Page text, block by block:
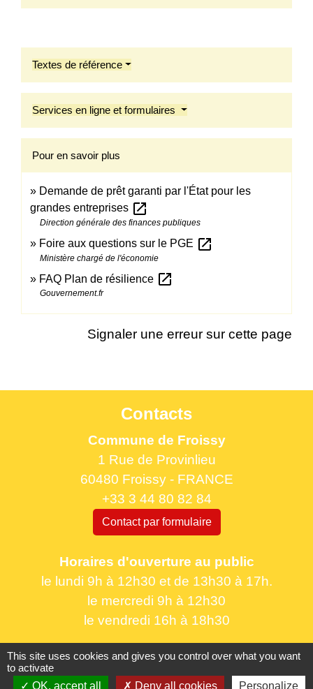
Textes de référence
Services en ligne et formulaires
Pour en savoir plus
Demande de prêt garanti par l'État pour les
grandes entreprises open_in_new
Direction générale des finances publiques
Foire aux questions sur le PGE open_in_new
Ministère chargé de l'économie
FAQ Plan de résilience open_in_new
Gouvernement.fr
Signaler une erreur sur cette page
Contacts
Commune de Froissy
1 Rue de Provinlieu
60480 Froissy - FRANCE
+33 3 44 80 82 84
Contact par formulaire
Horaires d'ouverture au public
le lundi 9h à 12h30 et de 13h30 à 17h.
le mercredi 9h à 12h30
le vendredi 16h à 18h30
This site uses cookies and gives you control over what you want
to activate
OK, accept all
Deny all cookies Personalize